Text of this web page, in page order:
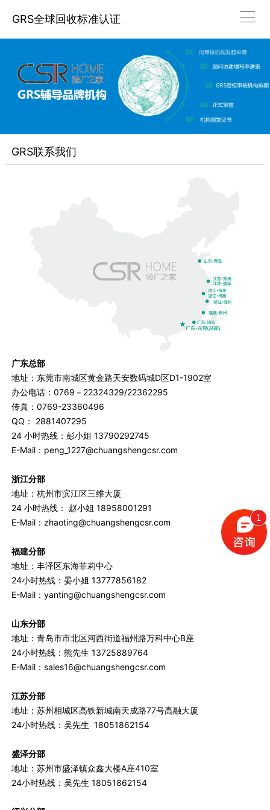
GRS全球回收标准认证
GRS联系我们
广东总部
地址：东莞市南城区黄金路天安数码城D区D1-1902室
办公电话：0769－22324329/22362295
传真：0769-23360496
QQ： 2881407295
24 小时热线：彭小姐 13790292745
E-Mail：peng_1227@chuangshengcsr.com
浙江分部
地址：杭州市滨江区三维大厦
24 小时热线： 赵小姐 18958001291
E-Mail：zhaoting@chuangshengcsr.com
福建分部
地址：丰泽区东海菲莉中心
24小时热线：晏小姐 13777856182
E-Mail：yanting@chuangshengcsr.com
山东分部
地址：青岛市市北区河西街道福州路万科中心B座
24小时热线：熊先生 13725889764
E-Mail：sales16@chuangshengcsr.com
江苏分部
地址：苏州相城区高铁新城南天成路77号高融大厦
24小时热线：吴先生 18051862154
盛泽分部
地址：苏州市盛泽镇众鑫大楼A座410室
24小时热线：吴先生 18051862154
1